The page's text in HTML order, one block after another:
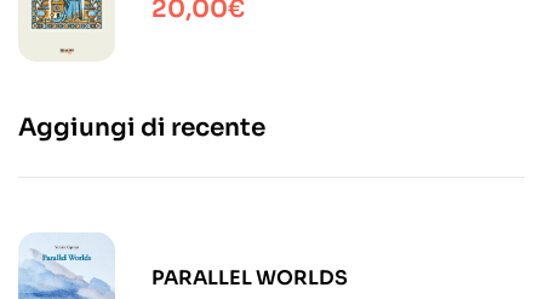
20,00€
Aggiungi di recente
PARALLEL WORLDS